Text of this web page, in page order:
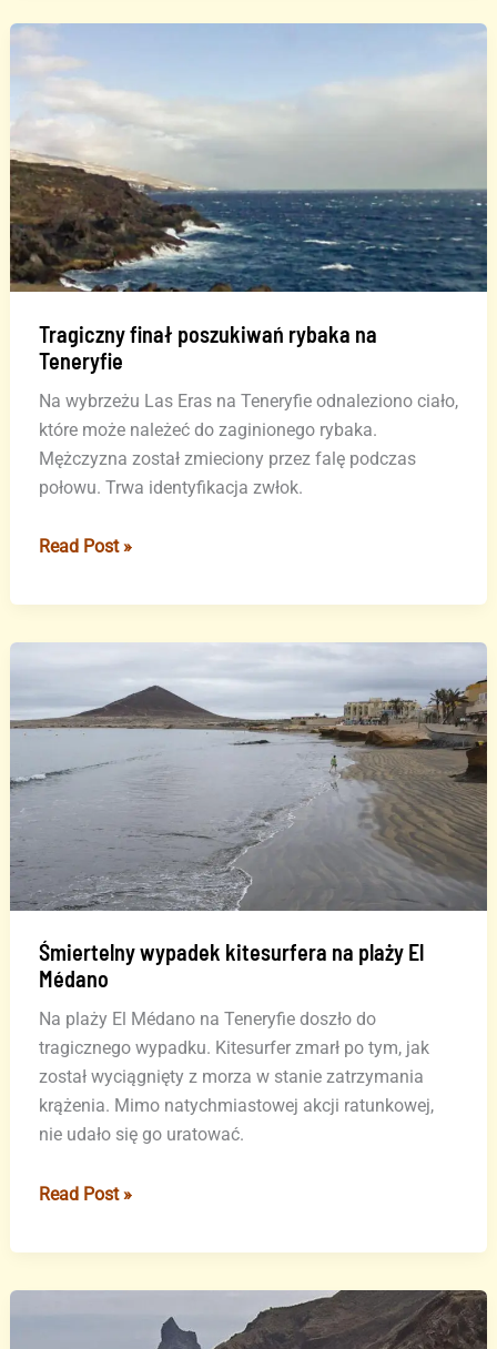
Tragiczny finał poszukiwań rybaka na
Teneryfie
Na wybrzeżu Las Eras na Teneryfie odnaleziono ciało,
które może należeć do zaginionego rybaka.
Mężczyzna został zmieciony przez falę podczas
połowu. Trwa identyfikacja zwłok.
Tragiczny
poszukiwań
Read Post »
Śmiertelny wypadek kitesurfera na plaży El
Médano
Na plaży El Médano na Teneryfie doszło do
tragicznego wypadku. Kitesurfer zmarł po tym, jak
został wyciągnięty z morza w stanie zatrzymania
krążenia. Mimo natychmiastowej akcji ratunkowej,
nie udało się go uratować.
Śmiertelny
kitesurfera
Read Post »